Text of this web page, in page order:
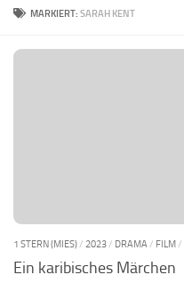
MARKIERT:SARAH KENT
1 STERN (MIES)/ 2023/ DRAMA / FILM/
Ein karibisches Märchen